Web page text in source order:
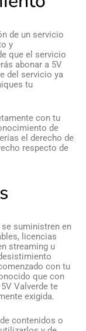
de un servicio
y
que el servicio
abonar a 5V
del servicio ya
tu
con tu
de
el derecho de
respecto de
suministren en
licencias
streaming u
con tu
que con
Valverde te
exigida.
contenidos o